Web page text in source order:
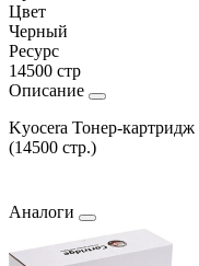
Цвет
Черный
Ресурс
14500 стр
Описание
Kyocera Тонер-
(14500 стр.)
Аналоги